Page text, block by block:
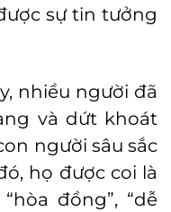
sự tin tưởng
nhiều người đã
và dứt khoát
người sâu sắc
họ được coi là
đồng”, “dễ